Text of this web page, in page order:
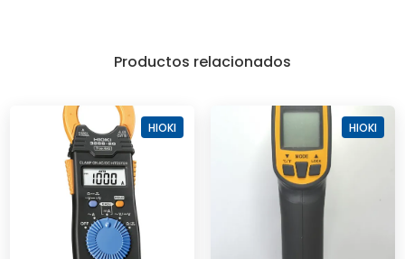
Productos relacionados
HIOKI HIOKI